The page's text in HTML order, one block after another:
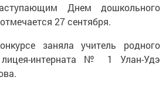
Днем дошкольного
27 сентября.
заняла учитель родного
лицея-интерната № 1 Улан-Удэ